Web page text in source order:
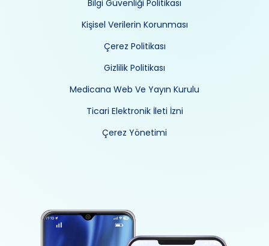
Bilgi Güvenliği Politikası
Kişisel Verilerin Korunması
Çerez Politikası
Gizlilik Politikası
Medicana Web Ve Yayın Kurulu
Ticari Elektronik İleti İzni
Çerez Yönetimi